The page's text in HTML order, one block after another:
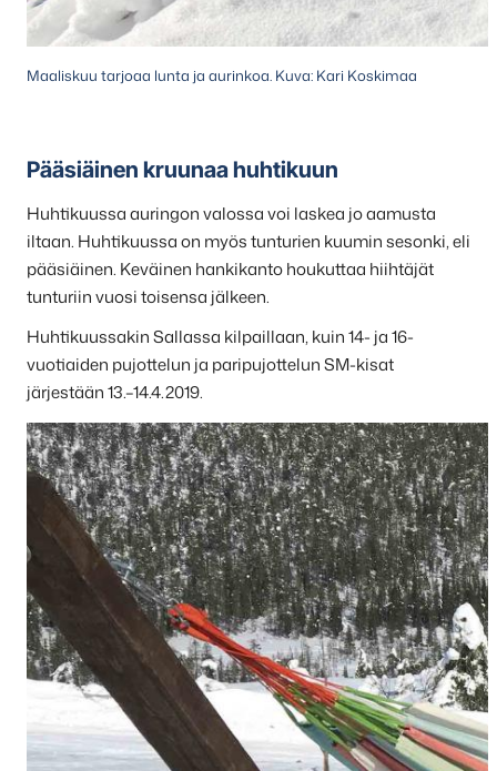
Maaliskuu tarjoaa lunta ja aurinkoa. Kuva: Kari Koskimaa
Pääsiäinen kruunaa huhtikuun
Huhtikuussa auringon valossa voi laskea jo aamusta
iltaan. Huhtikuussa on myös tunturien kuumin sesonki, eli
pääsiäinen. Keväinen hankikanto houkuttaa hiihtäjät
tunturiin vuosi toisensa jälkeen.
Huhtikuussakin Sallassa kilpaillaan, kuin 14- ja 16-
vuotiaiden pujottelun ja paripujottelun SM-kisat
järjestään 13.–14.4.2019.